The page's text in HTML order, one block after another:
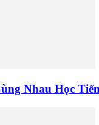
Nhau Học